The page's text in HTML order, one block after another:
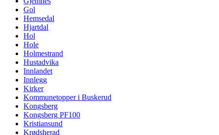
Gol
Hemsedal
Hjartdal
Hol
Hole
Holmestrand
Hustadvika
Innlandet
Innlegg
Kirker
Kommunetopper i Buskerud
Kongsberg
Kongsberg PF100
Kristiansund
Krødsherad